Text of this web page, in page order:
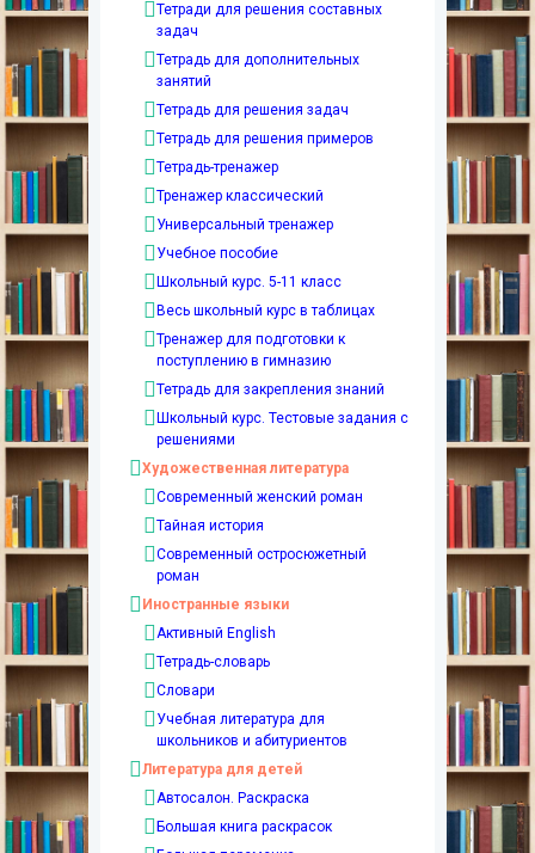
Тетради для решения составных
задач
Тетрадь для дополнительных
занятий
Тетрадь для решения задач
Тетрадь для решения примеров
Тетрадь-тренажер
Тренажер классический
Универсальный тренажер
Учебное пособие
Школьный курс. 5-11 класс
Весь школьный курс в таблицах
Тренажер для подготовки к
поступлению в гимназию
Тетрадь для закрепления знаний
Школьный курс. Тестовые задания с
решениями
Художественная литература
Современный женский роман
Тайная история
Современный остросюжетный
роман
Иностранные языки
Активный English
Тетрадь-словарь
Словари
Учебная литература для
школьников и абитуриентов
Литература для детей
Автосалон. Раскраска
Большая книга раскрасок